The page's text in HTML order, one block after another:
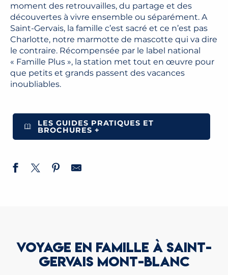
moment des retrouvailles, du partage et des
découvertes à vivre ensemble ou séparément. A
Saint-Gervais, la famille c’est sacré et ce n’est pas
Charlotte, notre marmotte de mascotte qui va dire
le contraire. Récompensée par le label national
« Famille Plus », la station met tout en œuvre pour
que petits et grands passent des vacances
inoubliables.
LES GUIDES PRATIQUES ET
BROCHURES +
VOYAGE EN FAMILLE À SAINT-
GERVAIS MONT-BLANC